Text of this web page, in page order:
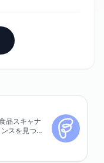
品スキャナ
スを見つ